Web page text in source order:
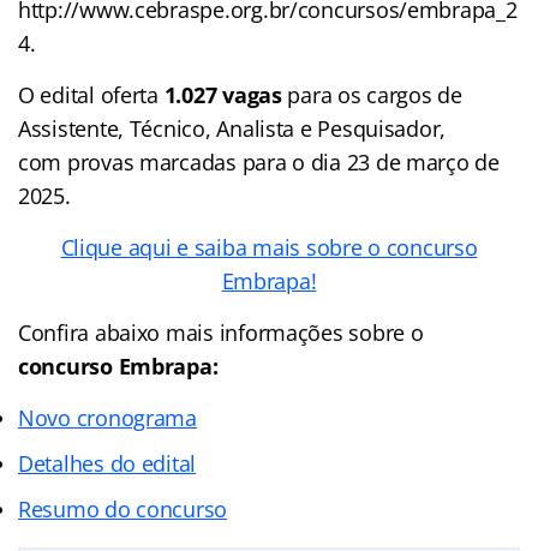
http://www.cebraspe.org.br/concursos/embrapa_2
4.
O edital oferta 1.027 vagaspara os cargos de
Assistente, Técnico, Analista e Pesquisador,
com provas marcadas para o dia 23 de março de
2025.
Clique aqui e saiba mais sobre o concurso
Embrapa!
Confira abaixo mais informações sobre o
concurso Embrapa:
Novo cronograma
Detalhes do edital
Resumo do concurso